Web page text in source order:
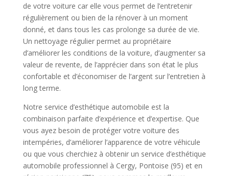
de votre voiture car elle vous permet de l’entretenir
régulièrement ou bien de la rénover à un moment
donné, et dans tous les cas prolonge sa durée de vie.
Un nettoyage régulier permet au propriétaire
d’améliorer les conditions de la voiture, d’augmenter sa
valeur de revente, de l’apprécier dans son état le plus
confortable et d’économiser de l’argent sur l’entretien à
long terme.
Notre service d’esthétique automobile est la
combinaison parfaite d’expérience et d’expertise. Que
vous ayez besoin de protéger votre voiture des
intempéries, d’améliorer l’apparence de votre véhicule
ou que vous cherchiez à obtenir un service d’esthétique
automobile professionnel à Cergy, Pontoise (95) et en